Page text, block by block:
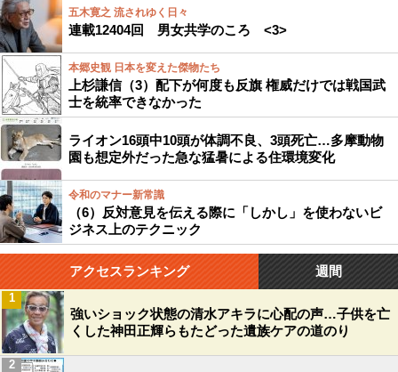
五木寛之 流されゆく日々
連載12404回 男女共学のころ <3>
本郷史観 日本を変えた傑物たち
上杉謙信（3）配下が何度も反旗 権威だけでは戦国武
士を統率できなかった
ライオン16頭中10頭が体調不良、3頭死亡…多摩動物
園も想定外だった急な猛暑による住環境変化
令和のマナー新常識
（6）反対意見を伝える際に「しかし」を使わないビ
ジネス上のテクニック
アクセスランキング 週間
強いショック状態の清水アキラに心配の声…子供を亡
くした神田正輝らもたどった遺族ケアの道のり
1
2